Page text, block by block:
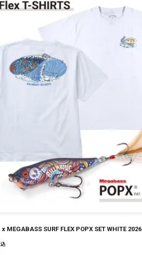
MEGABASS SURF FLEX POPX SET WHITE 2026